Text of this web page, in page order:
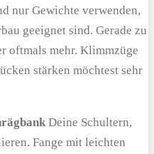
nur Gewichte verwenden,
geeignet sind. Gerade zu
oftmals mehr. Klimmzüge
stärken möchtest sehr
Deine Schultern,
Fange mit leichten